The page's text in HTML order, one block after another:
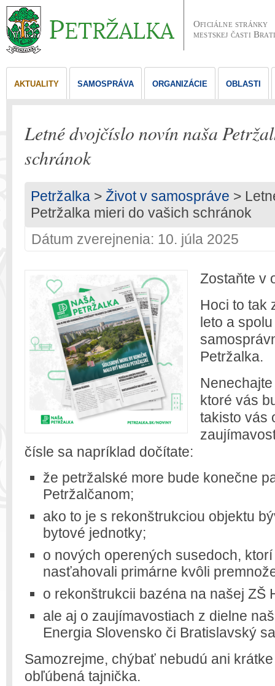
Oficiálne stránky
mestskej časti
AKTUALITY SAMOSPRÁVA ORGANIZÁCIE OBLASTI
Letné dvojčíslo novín naša
schránok
Petržalka > Život v samospráve >
Petržalka mieri do vašich schránok
Dátum zverejnenia: 10. júla 2025
Zostaňte v
Hoci to tak
leto a
Petržalka.
ktoré vás
takisto vás
čísle sa napríklad dočítate:
že petržalské more bude konečne
Petržalčanom;
ako to je s rekonštrukciou objektu
bytové jednotky;
o nových operených susedoch,
nasťahovali primárne kvôli
o rekonštrukcii bazéna na našej ZŠ
ale aj o zaujímavostiach z dielne
Energia Slovensko či Bratislavský
Samozrejme, chýbať nebudú ani
obľúbená tajnička.